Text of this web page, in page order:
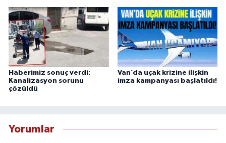
Haberimiz sonuç verdi:
Kanalizasyon sorunu
çözüldü
Van’da uçak krizine ilişkin
imza kampanyası başlatıldı!
Yorumlar